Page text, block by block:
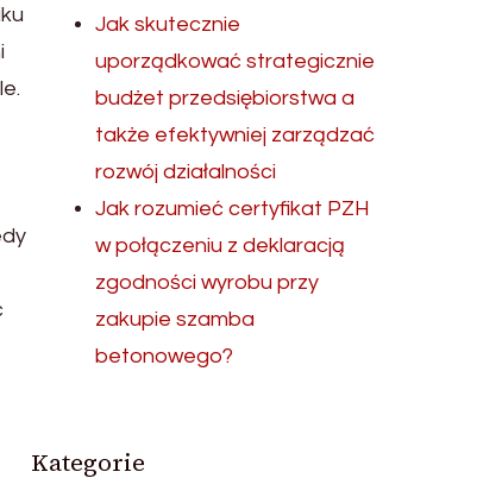
Jak skutecznie
uporządkować strategicznie
budżet przedsiębiorstwa a
także efektywniej zarządzać
rozwój działalności
Jak rozumieć certyfikat PZH
w połączeniu z deklaracją
zgodności wyrobu przy
zakupie szamba
betonowego?
Kategorie